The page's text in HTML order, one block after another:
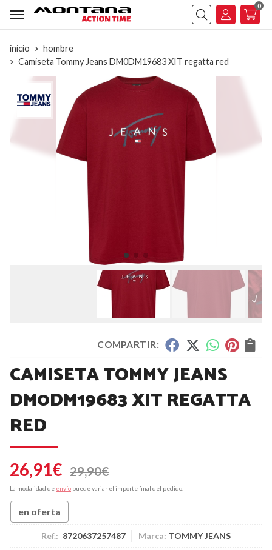
Buscar
0
inicio
hombre
Camiseta Tommy Jeans DM0DM19683 XIT regatta red
COMPARTIR:
CAMISETA TOMMY JEANS
DM0DM19683 XIT REGATTA
RED
26,91€ 29,90€
La modalidad de envío puede variar el importe final del pedido.
en oferta
Ref.: 8720637257487 Marca: TOMMY JEANS